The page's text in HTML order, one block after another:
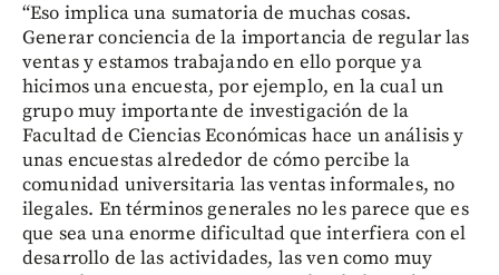
“Eso implica una sumatoria de muchas cosas.
Generar conciencia de la importancia de regular las
ventas y estamos trabajando en ello porque ya
hicimos una encuesta, por ejemplo, en la cual un
grupo muy importante de investigación de la
Facultad de Ciencias Económicas hace un análisis y
unas encuestas alrededor de cómo percibe la
comunidad universitaria las ventas informales, no
ilegales. En términos generales no les parece que es
que sea una enorme dificultad que interfiera con el
desarrollo de las actividades, las ven como muy